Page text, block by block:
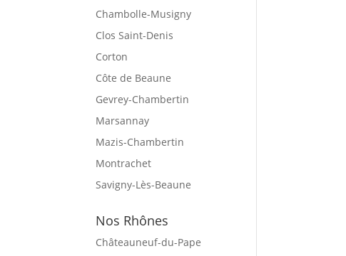
Chambolle-Musigny
Clos Saint-Denis
Corton
Côte de Beaune
Gevrey-Chambertin
Marsannay
Mazis-Chambertin
Montrachet
Savigny-Lès-Beaune
Nos Rhônes
Châteauneuf-du-Pape